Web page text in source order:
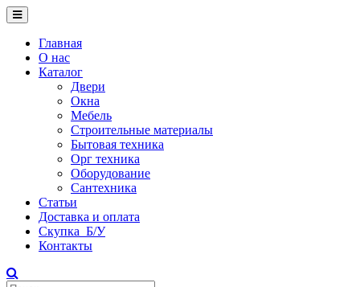
Главная
О нас
Каталог
Двери
Окна
Мебель
Строительные материалы
Бытовая техника
Орг техника
Оборудование
Сантехника
Статьи
Доставка и оплата
Скупка Б/У
Контакты